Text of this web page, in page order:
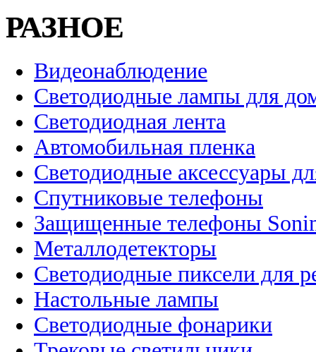
РАЗНОЕ
Видеонаблюдение
Светодиодные лампы для
Светодиодная лента
Автомобильная пленка
Светодиодные аксессуары
Спутниковые телефоны
Защищенные телефоны
Металлодетекторы
Светодиодные пиксели для
Настольные лампы
Светодиодные фонарики